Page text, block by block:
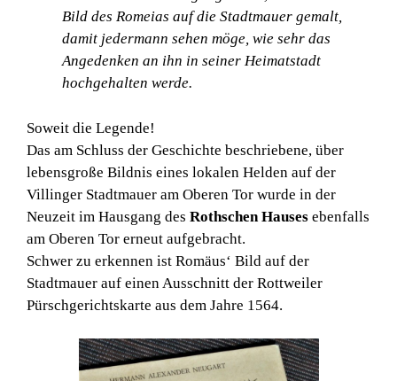
Bild des Romeias auf die Stadtmauer gemalt,
damit jedermann sehen möge, wie sehr das
Angedenken an ihn in seiner Heimatstadt
hochgehalten werde.
Soweit die Legende!
Das am Schluss der Geschichte beschriebene, über
lebensgroße Bildnis eines lokalen Helden auf der
Villinger Stadtmauer am Oberen Tor wurde in der
Neuzeit im Hausgang des Rothschen Hauses ebenfalls
am Oberen Tor erneut aufgebracht.
Schwer zu erkennen ist Romäus‘ Bild auf der
Stadtmauer auf einen Ausschnitt der Rottweiler
Pürschgerichtskarte aus dem Jahre 1564.